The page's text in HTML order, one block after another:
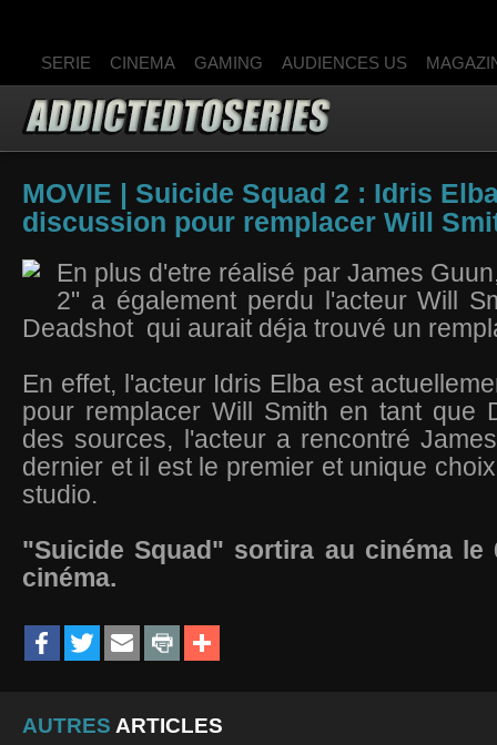
SERIE CINEMA GAMING AUDIENCES US
MOVIE | Suicide Squad 2 : Idris
discussion pour remplacer Will
En plus d'etre réalisé par James
2" a également perdu l'acteur Will
Deadshot qui aurait déja trouvé un
En effet, l'acteur Idris Elba est
pour remplacer Will Smith en tant que
des sources, l'acteur a rencontré
dernier et il est le premier et unique
studio.
"Suicide Squad" sortira au cinéma le
cinéma.
AUTRES ARTICLES